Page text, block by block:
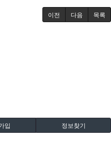
이전 다음 목록
입 정보찾기